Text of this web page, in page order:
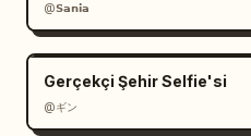
@𝗦𝗮𝗻𝗶𝗮
Gerçekçi Şehir Selfie'si
@ギン